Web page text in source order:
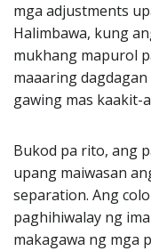
mga adjustments
Halimbawa, kung
mukhang mapurol
maaaring
gawing mas
Bukod pa rito, ang
upang maiwasan
separation. Ang
paghihiwalay ng
makagawa ng mga